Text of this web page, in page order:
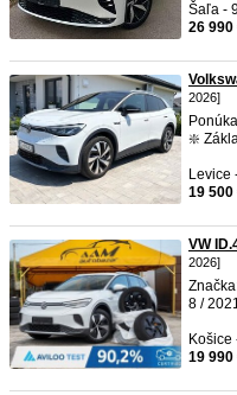
Šaľa -
26 990
2026]
❇️
Levice
19 500
VW
2026]
8 /
Košice
19 990